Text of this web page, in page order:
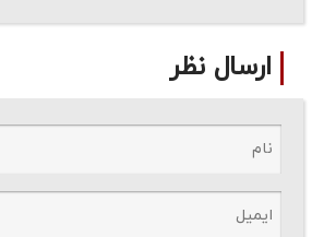
ارسال نظر